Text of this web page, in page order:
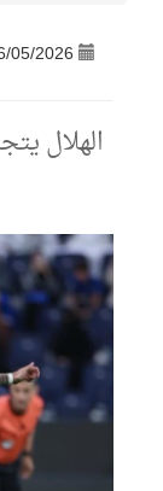
05/2026
الهلال